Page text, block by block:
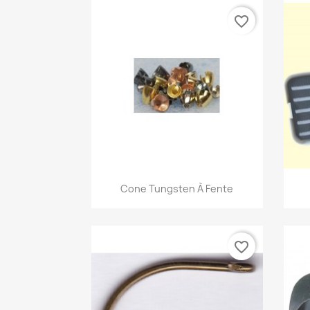
Aperçu rapide
Cone Tungsten À Fente
favorite_border
favorite_border